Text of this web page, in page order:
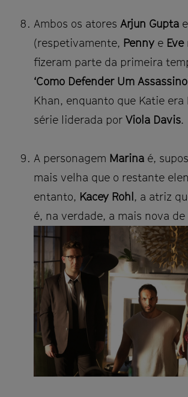
Ambos os atores Arjun Gupta e
(respetivamente, Penny e Eve
fizeram parte da primeira
‘Como Defender Um
Khan, enquanto que Katie era
série liderada por Viola Davis.
A personagem Marina é,
mais velha que o restante
entanto, Kacey Rohl , a atriz
é, na verdade, a mais nova